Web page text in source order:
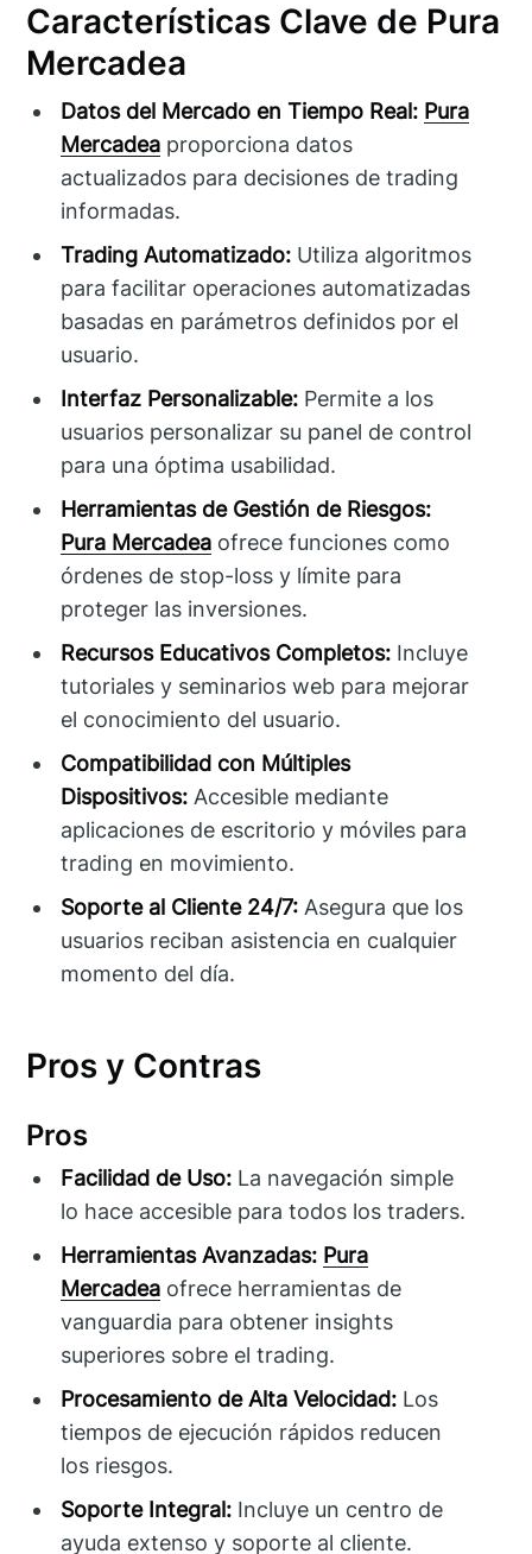
Características Clave de Pura
Mercadea
Datos del Mercado en Tiempo Real: Pura
Mercadea proporciona datos
actualizados para decisiones de trading
informadas.
Trading Automatizado: Utiliza algoritmos
para facilitar operaciones automatizadas
basadas en parámetros definidos por el
usuario.
Interfaz Personalizable: Permite a los
usuarios personalizar su panel de control
para una óptima usabilidad.
Herramientas de Gestión de Riesgos:
Pura Mercadea ofrece funciones como
órdenes de stop-loss y límite para
proteger las inversiones.
Recursos Educativos Completos: Incluye
tutoriales y seminarios web para mejorar
el conocimiento del usuario.
Compatibilidad con Múltiples
Dispositivos: Accesible mediante
aplicaciones de escritorio y móviles para
trading en movimiento.
Soporte al Cliente 24/7: Asegura que los
usuarios reciban asistencia en cualquier
momento del día.
Pros y Contras
Pros
Facilidad de Uso: La navegación simple
lo hace accesible para todos los traders.
Herramientas Avanzadas: Pura
Mercadea ofrece herramientas de
vanguardia para obtener insights
superiores sobre el trading.
Procesamiento de Alta Velocidad: Los
tiempos de ejecución rápidos reducen
los riesgos.
Soporte Integral: Incluye un centro de
ayuda extenso y soporte al cliente.